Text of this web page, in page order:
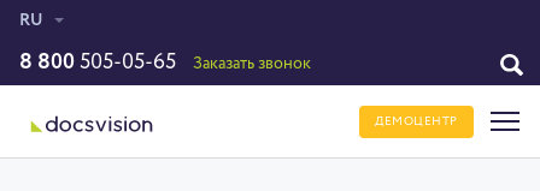
RU
8 800 505-05-65 Заказать звонок
ДЕМОЦЕНТР